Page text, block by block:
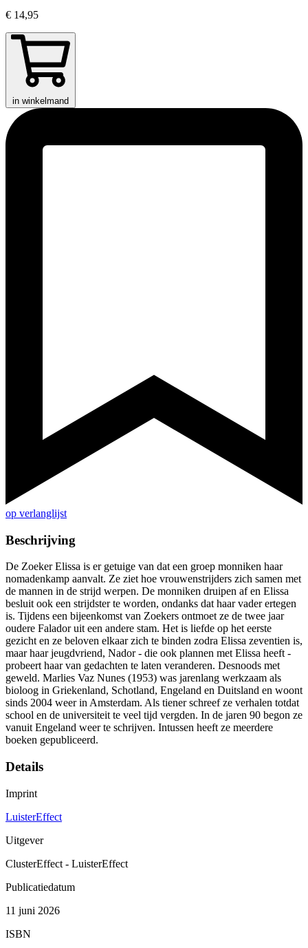
€ 14,95
in winkelmand
op verlanglijst
Beschrijving
De Zoeker Elissa is er getuige van dat een groep monniken haar
nomadenkamp aanvalt. Ze ziet hoe vrouwenstrijders zich samen met
de mannen in de strijd werpen. De monniken druipen af en Elissa
besluit ook een strijdster te worden, ondanks dat haar vader ertegen
is. Tijdens een bijeenkomst van Zoekers ontmoet ze de twee jaar
oudere Falador uit een andere stam. Het is liefde op het eerste
gezicht en ze beloven elkaar zich te binden zodra Elissa zeventien is,
maar haar jeugdvriend, Nador - die ook plannen met Elissa heeft -
probeert haar van gedachten te laten veranderen. Desnoods met
geweld. Marlies Vaz Nunes (1953) was jarenlang werkzaam als
bioloog in Griekenland, Schotland, Engeland en Duitsland en woont
sinds 2004 weer in Amsterdam. Als tiener schreef ze verhalen totdat
school en de universiteit te veel tijd vergden. In de jaren 90 begon ze
vanuit Engeland weer te schrijven. Intussen heeft ze meerdere
boeken gepubliceerd.
Details
Imprint
LuisterEffect
Uitgever
ClusterEffect - LuisterEffect
Publicatiedatum
11 juni 2026
ISBN